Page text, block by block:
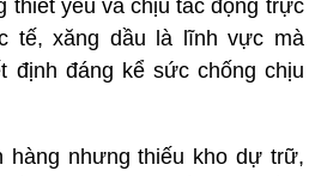
thiết yếu và chịu tác động trực
tế, xăng dầu là lĩnh vực mà
định đáng kể sức chống chịu
hàng nhưng thiếu kho dự trữ,